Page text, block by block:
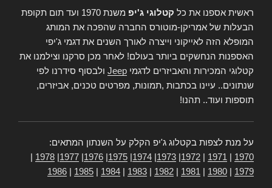
ראשית אספנו את כל קטלוגי ג'יפ
משנת 1970 ועד תום תקופת
הבעלות של אמריקן-מוטורס החברה שהפכה את המותג
המופלא הזה לאייקוני וייצרה לאורך השנים את דגמי ג'יפי
האספנות הנחשקים ביותר בעולם! לאחר מכן סרקנו וצילמנו את
קטלוגי המכירות והאביזרים לדגמי Jeep ולבסוף סידרנו לפי
שנתונים.. עיינו בכתבות ,תמונות, מפרטים טכנים, אביזרים,
תוספות ועוד.. תהנו!
על מנת לצפות בקטלוג ג'יפ הקלק על השנתון המתאים:
1970
1971
1972
1973
1974
1975
1976
1977
1978
1979
1980
1981
1982
1983
1984
1985
1986